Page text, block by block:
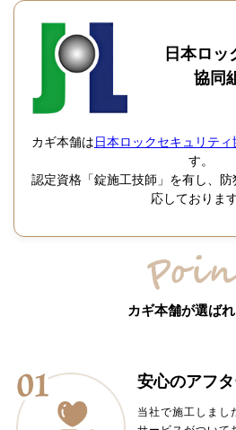
日本ロッ
協同
カギ本舗は日本ロックセキュリティ
す。
認定資格「錠施工技師」を有し、
応しております
カギ本舗が選ば
安心のアフ
当社で施工しまし